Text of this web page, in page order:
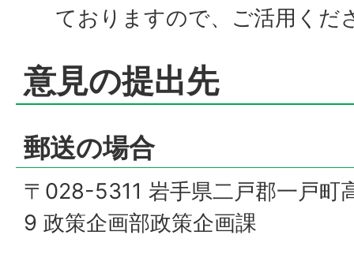
ておりますので、ご活用くだ
意見の提出先
郵送の場合
〒028-5311 岩手県二戸郡一戸町
9 政策企画部政策企画課